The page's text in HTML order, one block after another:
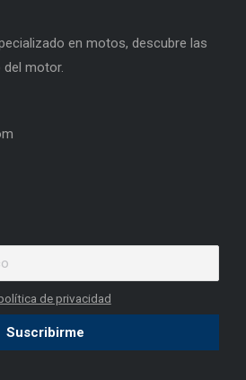
en motos, descubre las
del motor.
de privacidad